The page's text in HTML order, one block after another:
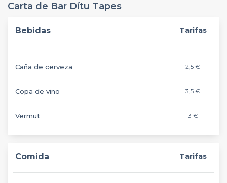
Carta de Bar Dítu Tapes
Bebidas Tarifas
Caña de cerveza 2,5 €
Copa de vino 3,5 €
Vermut 3 €
Comida Tarifas